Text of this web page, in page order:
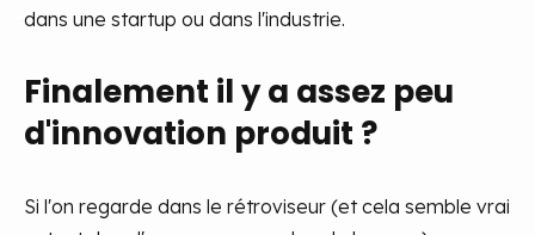
dans une startup ou dans l'industrie.
Finalement il y a assez peu
d'innovation produit ?
Si l'on regarde dans le rétroviseur (et cela semble vrai